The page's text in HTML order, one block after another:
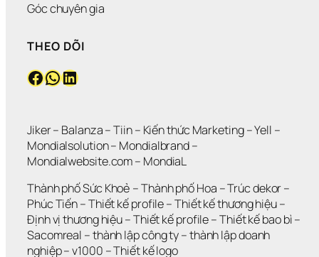
Góc chuyên gia
THEO DÕI
Facebook WhatsApp LinkedIn
Jiker – Balanza – Tiin – Kiến thức Marketing – Yell
Mondialsolution – Mondialbrand
Mondialwebsite.com – MondiaL
Thành phố Sức Khoẻ – Thành phố Hoa – Trúc dekor
Phúc Tiến – Thiết kế profile – Thiết kế thương hiệu
Định vị thương hiệu – Thiết kế profile – Thiết kế bao bì
Sacomreal – thành lập công ty – thành lập doanh
nghiệp – v1000 – Thiết kế logo